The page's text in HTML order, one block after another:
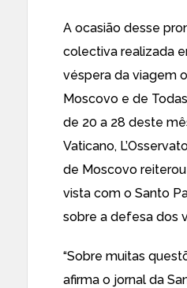
A ocasião desse
colectiva realizada
véspera da viagem
Moscovo e de
de 20 a 28 deste
Vaticano,
de Moscovo
vista com o Santo
sobre a defesa dos
“Sobre muitas
afirma o jornal da